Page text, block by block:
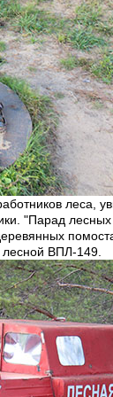
леса,
"Парад
ВПЛ-149.